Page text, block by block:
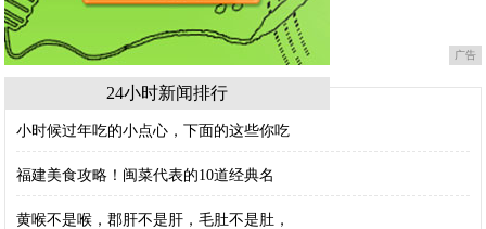
广告
24小时新闻排行
小时候过年吃的小点心，下面的这些你吃
福建美食攻略！闽菜代表的10道经典名
黄喉不是喉，郡肝不是肝，毛肚不是肚，